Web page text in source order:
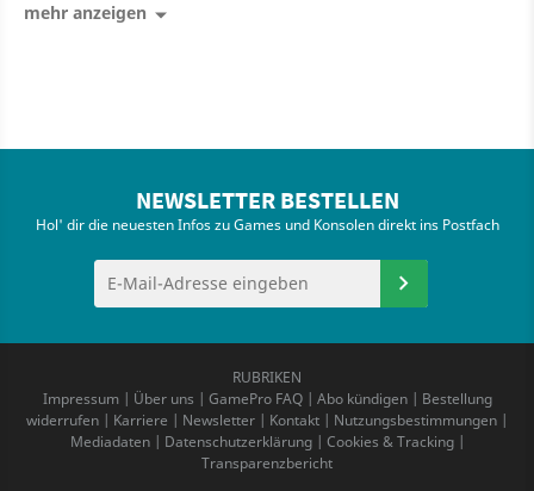
mehr anzeigen
NEWSLETTER BESTELLEN
Hol' dir die neuesten Infos zu Games und Konsolen direkt ins Postfach
RUBRIKEN
Impressum| Über uns | GamePro FAQ| Abo kündigen| Bestellung
widerrufen | Karriere | Newsletter | Kontakt | Nutzungsbestimmungen |
Mediadaten| Datenschutzerklärung| Cookies & Tracking|
Transparenzbericht